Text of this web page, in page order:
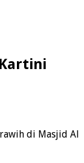
di Masjid Al